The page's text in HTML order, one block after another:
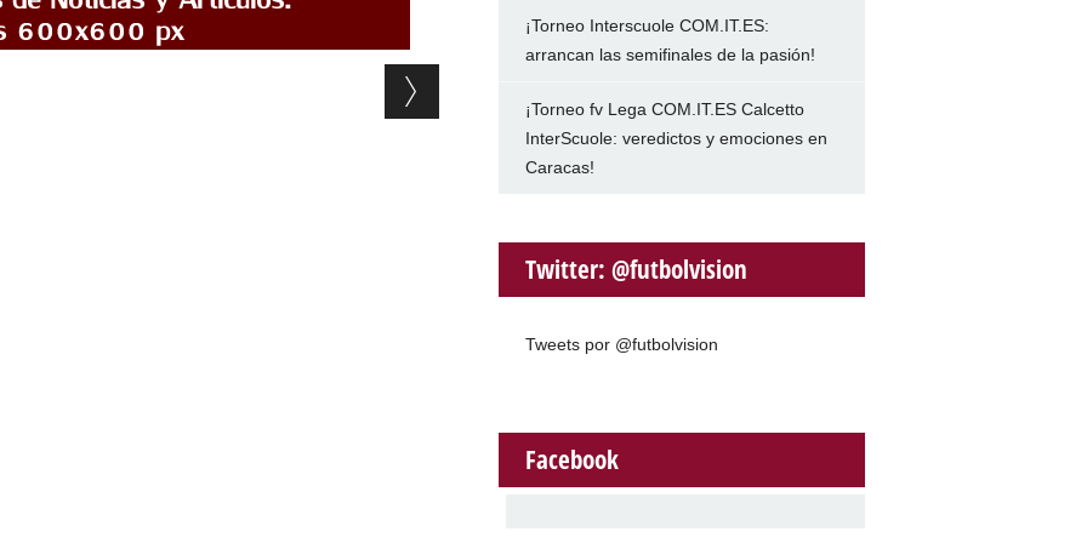
¡Torneo Interscuole COM.IT.ES:
arrancan las semifinales de la pasión!
¡Torneo fv Lega COM.IT.ES Calcetto
InterScuole: veredictos y emociones en
Caracas!
Twitter: @futbolvision
Tweets por @futbolvision
Facebook